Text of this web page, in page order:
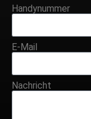
Handynummer
E-Mail
Nachricht